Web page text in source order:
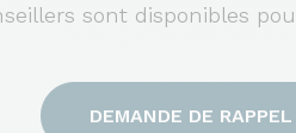
sont disponibles
DEMANDE DE RAPPEL